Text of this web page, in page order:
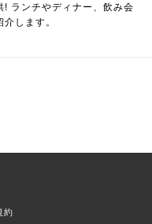
! ランチやディナー、飲み会
します。
約